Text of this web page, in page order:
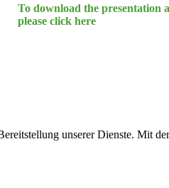
To download the presentation
please click here
unserer Dienste. Mit